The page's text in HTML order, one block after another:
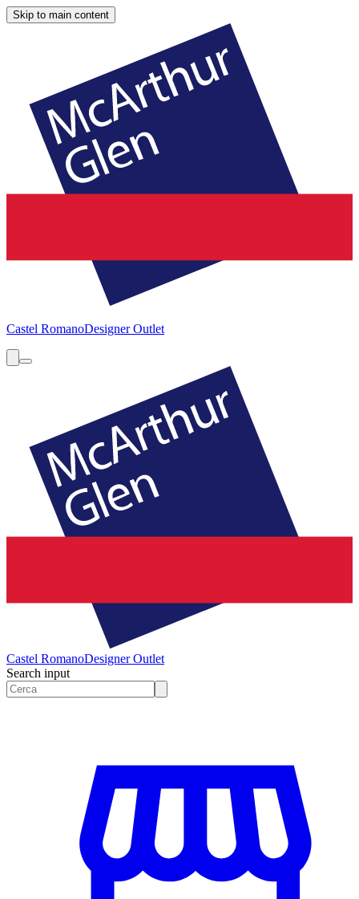
Skip to main content
Castel RomanoDesigner Outlet
Castel RomanoDesigner Outlet
Search input